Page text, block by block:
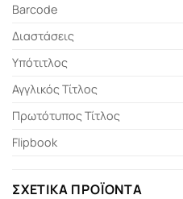
Barcode
Διαστάσεις
Υπότιτλος
Αγγλικός Τίτλος
Πρωτότυπος Τίτλος
Flipbook
ΣΧΕΤΙΚΆ ΠΡΟΪΌΝΤΑ